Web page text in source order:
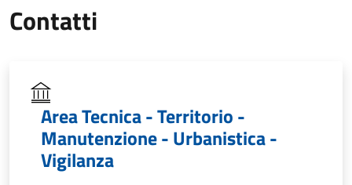
Contatti
Area Tecnica - Territorio -
Manutenzione - Urbanistica -
Vigilanza